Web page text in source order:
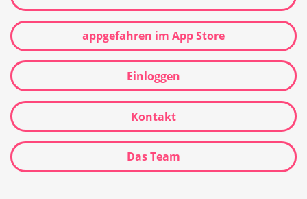
appgefahren im App Store
Einloggen
Kontakt
Das Team